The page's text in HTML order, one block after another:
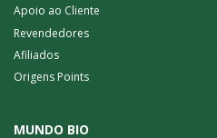
Apoio ao Cliente
Revendedores
Afiliados
Origens Points
MUNDO BIO